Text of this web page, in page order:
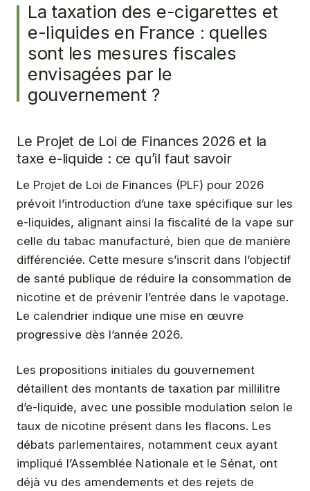
La taxation des e-cigarettes et
e-liquides en France : quelles
sont les mesures fiscales
envisagées par le
gouvernement ?
Le Projet de Loi de Finances 2026 et la
taxe e-liquide : ce qu’il faut savoir
Le Projet de Loi de Finances (PLF) pour 2026
prévoit l’introduction d’une taxe spécifique sur les
e-liquides, alignant ainsi la fiscalité de la vape sur
celle du tabac manufacturé, bien que de manière
différenciée. Cette mesure s’inscrit dans l’objectif
de santé publique de réduire la consommation de
nicotine et de prévenir l’entrée dans le vapotage.
Le calendrier indique une mise en œuvre
progressive dès l’année 2026.
Les propositions initiales du gouvernement
détaillent des montants de taxation par millilitre
d’e-liquide, avec une possible modulation selon le
taux de nicotine présent dans les flacons. Les
débats parlementaires, notamment ceux ayant
impliqué l’Assemblée Nationale et le Sénat, ont
déjà vu des amendements et des rejets de